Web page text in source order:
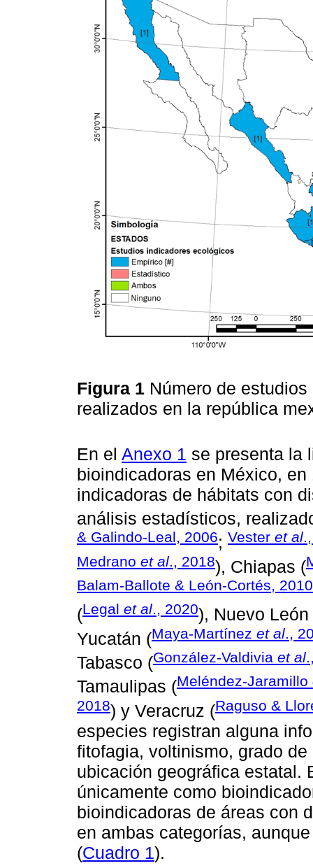
Figura 1 Número de
realizados en la república
En el Anexo 1 se presenta la
bioindicadoras en México,
indicadoras de hábitats con
análisis estadísticos,
& Galindo-Leal, 2006; Vester et al
Medrano et al ., 2018), Chiapas (
Balam-Ballote & León-Cortés, 2010
(Legal et al., 2020), Nuevo León
Yucatán (Maya-Martínez et al .,
Tabasco (González-Valdivia et al
Tamaulipas (Meléndez-Jaramillo
2018) y Veracruz (Raguso &
especies registran alguna
fitofagia, voltinismo, grado
ubicación geográfica estatal.
únicamente como
bioindicadoras de áreas con
en ambas categorías,
(Cuadro 1).